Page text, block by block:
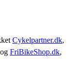
Cykelpartner.dk,
og FriBikeShop.dk,